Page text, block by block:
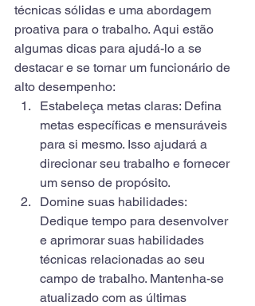
técnicas sólidas e uma abordagem
proativa para o trabalho. Aqui estão
algumas dicas para ajudá-lo a se
destacar e se tornar um funcionário de
alto desempenho:
Estabeleça metas claras: Defina
metas específicas e mensuráveis
para si mesmo. Isso ajudará a
direcionar seu trabalho e fornecer
um senso de propósito.
Domine suas habilidades:
Dedique tempo para desenvolver
e aprimorar suas habilidades
técnicas relacionadas ao seu
campo de trabalho. Mantenha-se
atualizado com as últimas